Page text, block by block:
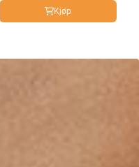
Kjøp